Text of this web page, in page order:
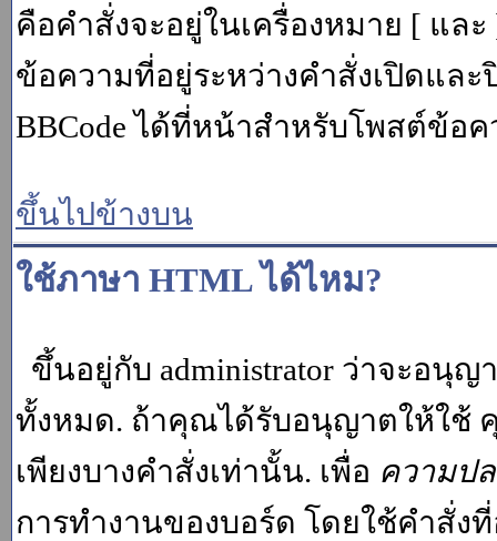
คือคำสั่งจะอยู่ในเครื่องหมาย [ แล
ข้อความที่อยู่ระหว่างคำสั่งเปิดแล
BBCode ได้ที่หน้าสำหรับโพสต์ข้อค
ขึ้นไปข้างบน
ใช้ภาษา HTML ได้ไหม?
ขึ้นอยู่กับ administrator ว่าจะอนุ
ทั้งหมด. ถ้าคุณได้รับอนุญาตให้ใช้
เพียงบางคำสั่งเท่านั้น. เพื่อ ความป
การทำงานของบอร์ด โดยใช้คำสั่ง